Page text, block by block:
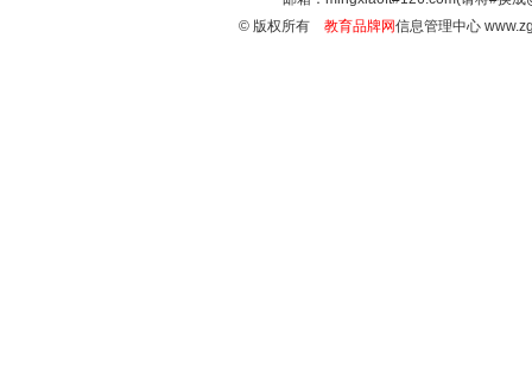
© 版权所有 教育品牌网信息管理中心